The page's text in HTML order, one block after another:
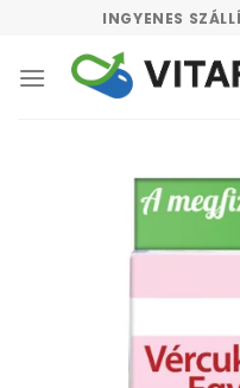
content
INGYENES